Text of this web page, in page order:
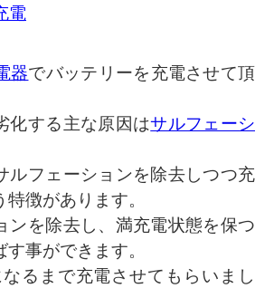
電
器でバッテリーを充電させて頂
化する主な原因はサルフェーシ
ルフェーションを除去しつつ充
徴があります。
ンを除去し、満充電状態を保つ
事ができます。
るまで充電させてもらいまし